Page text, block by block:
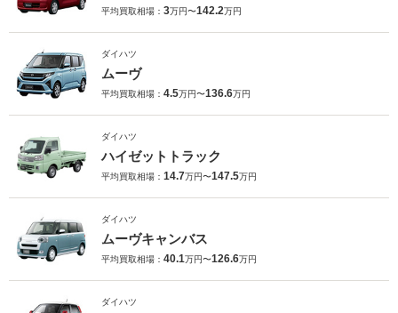
平均買取相場： 3万円〜142.2万円
ダイハツ
ムーヴ
平均買取相場： 4.5万円〜136.6万円
ダイハツ
ハイゼットトラック
平均買取相場： 14.7万円〜147.5万円
ダイハツ
ムーヴキャンバス
平均買取相場： 40.1万円〜126.6万円
ダイハツ